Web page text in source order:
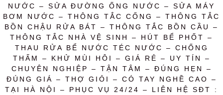
NƯỚC – SỬA ĐƯỜNG ỐNG NƯỚC – SỬA MÁY
BƠM NƯỚC – THÔNG TẮC CỐNG – THÔNG TẮC
BỒN CHẬU RỬA BÁT – THÔNG TẮC BỒN CẦU –
THÔNG TẮC NHÀ VỆ SINH – HÚT BỂ PHỐT –
THAU RỬA BỂ NƯỚC TÉC NƯỚC – CHỐNG
THẤM – KHỬ MÙI HÔI – GIÁ RẺ – UY TÍN –
CHUYÊN NGHIỆP – TẬN TÂM – ĐÚNG HẸN –
ĐÚNG GIÁ – THỢ GIỎI – CÓ TAY NGHỀ CAO –
TẠI HÀ NỘI – PHỤC VỤ 24/24 – LIÊN HỆ SĐT :